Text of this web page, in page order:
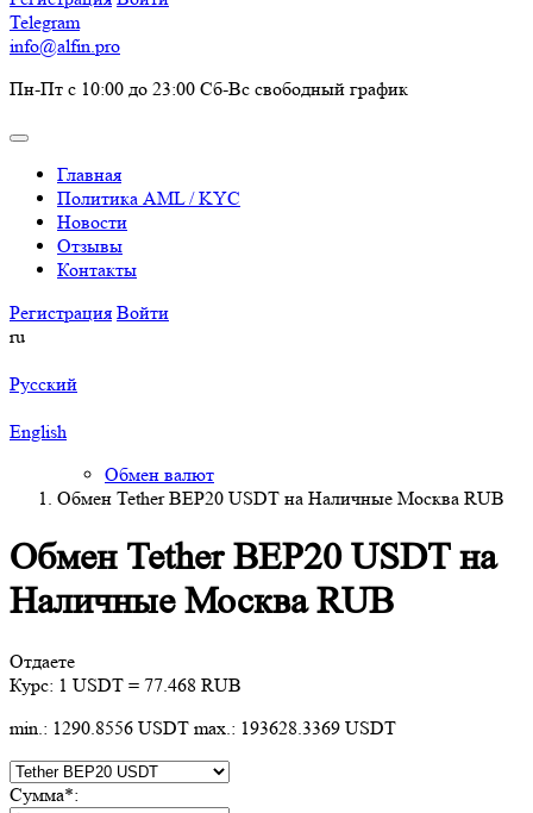
Telegram
info@alfin.pro
Пн-Пт с 10:00 до 23:00 Сб-Вс свободный график
Главная
Политика AML / KYC
Новости
Отзывы
Контакты
Регистрация Войти
ru
Русский
English
Обмен валют
Обмен Tether BEP20 USDT на Наличные Москва RUB
Обмен Tether BEP20 USDT на
Наличные Москва RUB
Отдаете
Курс: 1 USDT = 77.468 RUB
min.: 1290.8556 USDT max.: 193628.3369 USDT
Сумма*: